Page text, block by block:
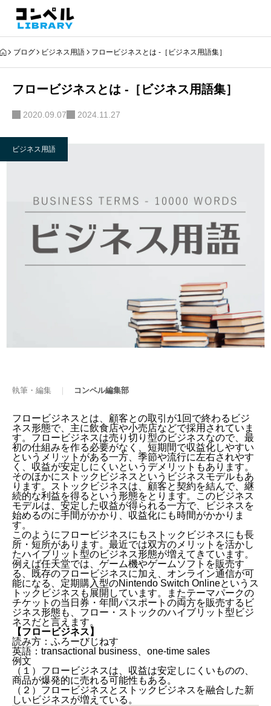
ブログ ビジネス用語 フロービジネスとは -［ビジネス用語集］
フロービジネスとは -［ビジネス用語集］
2020.09.07 2024.11.27
ビジネス用語
執筆・編集 コンペル編集部
フロービジネスとは、顧客との取引が1回で終わるビジ
ネス形態で、主に飲食店や小売店などで採用されていま
す。フロービジネスは売り切り型のビジネスなので、最
初の仕組みを作る必要がなく、短期間で収益化しやすい
というメリットがある一方、季節や流行に左右されやす
く、収益が安定しにくいというデメリットもあります。
そのほかにストックビジネスというビジネスモデルもあ
ります。ストックビジネスは、顧客と契約を結んで、継
続的な利益を得るという形態をとります。このビジネス
モデルは、安定した収益が得られる一方で、ビジネスを
始めるのに手間がかかり、収益化にも時間がかかりま
す。
このようにフロービジネスにもストックビジネスにも長
所・短所があります。最近では双方のメリットを活かし
たハイブリット型のビジネス形態が増えてきています。
例えば任天堂では、ゲーム機やゲームソフトを販売す
る、既存のフロービジネスに加え、オンライン通信が可
能になる、定期購入型のNintendo Switch Onlineというス
トックビジネスも展開しています。またテーマパークの
チケットの当日券・年間パスポートの両方を販売するビ
ジネス形態も、フロー・ストックのハイブリット型ビジ
ネスだと言えます。
【フロービジネス 】
読み方：ふろーびじねす
英語：transactional business、one-time sales
例文
（１）フロービジネスは、収益は安定しにくいものの、
商品が爆発的に売れる可能性もある。
（２）フロービジネスとストックビジネスを融合した新
しいビジネスが増えている。